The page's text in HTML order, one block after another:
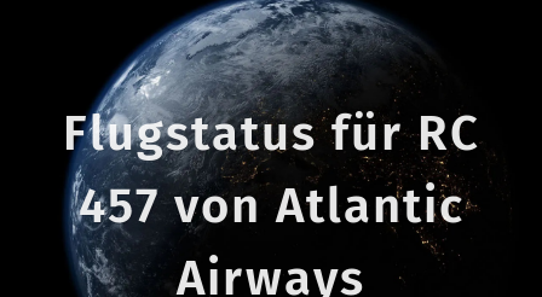
Flugstatus für RC
457 von Atlantic
Airways